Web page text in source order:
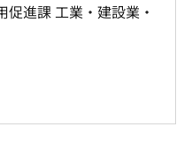
進課 工業・建設業・